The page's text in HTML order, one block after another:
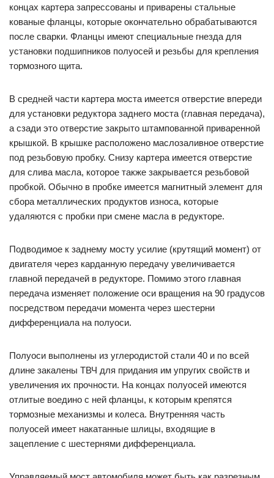
концах картера запрессованы и приварены стальные
кованые фланцы, которые окончательно обрабатываются
после сварки. Фланцы имеют специальные гнезда для
установки подшипников полуосей и резьбы для крепления
тормозного щита.
В средней части картера моста имеется отверстие впереди
для установки редуктора заднего моста (главная передача),
а сзади это отверстие закрыто штампованной приваренной
крышкой. В крышке расположено маслозаливное отверстие
под резьбовую пробку. Снизу картера имеется отверстие
для слива масла, которое также закрывается резьбовой
пробкой. Обычно в пробке имеется магнитный элемент для
сбора металлических продуктов износа, которые
удаляются с пробки при смене масла в редукторе.
Подводимое к заднему мосту усилие (крутящий момент) от
двигателя через карданную передачу увеличивается
главной передачей в редукторе. Помимо этого главная
передача изменяет положение оси вращения на 90 градусов
посредством передачи момента через шестерни
дифференциала на полуоси.
Полуоси выполнены из углеродистой стали 40 и по всей
длине закалены ТВЧ для придания им упругих свойств и
увеличения их прочности. На концах полуосей имеются
отлитые воедино с ней фланцы, к которым крепятся
тормозные механизмы и колеса. Внутренняя часть
полуосей имеет накатанные шлицы, входящие в
зацепление с шестернями дифференциала.